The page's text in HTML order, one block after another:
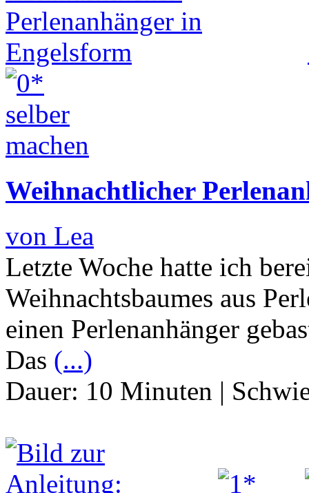
Weihnachtlicher
von Lea
Letzte Woche hatte ich
Weihnachtsbaumes aus
einen Perlenanhänger
Das (...)
Dauer: 10 Minuten |